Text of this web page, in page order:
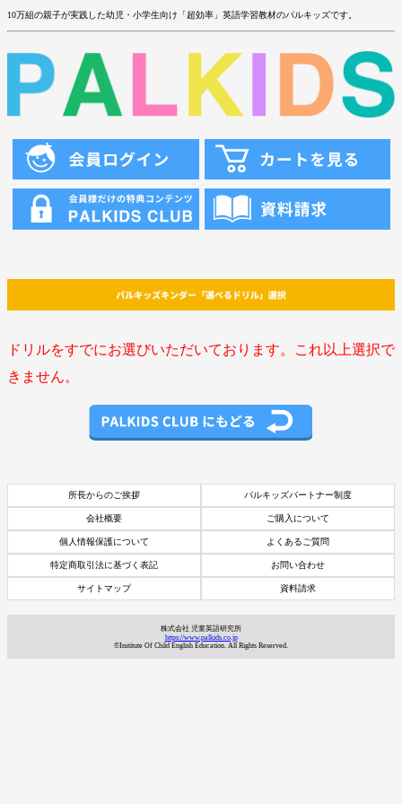
10万組の親子が実践した幼児・小学生向け「超効率」英語学習教材のパルキッズです。
ドリルをすでにお選びいただいております。これ以上選択で
きません。
所長からのご挨拶 パルキッズパートナー制度
会社概要 ご購入について
個人情報保護について よくあるご質問
特定商取引法に基づく表記 お問い合わせ
サイトマップ 資料請求
株式会社 児童英語研究所
https://www.palkids.co.jp
©Institute Of Child English Education. All Rights Reserved.